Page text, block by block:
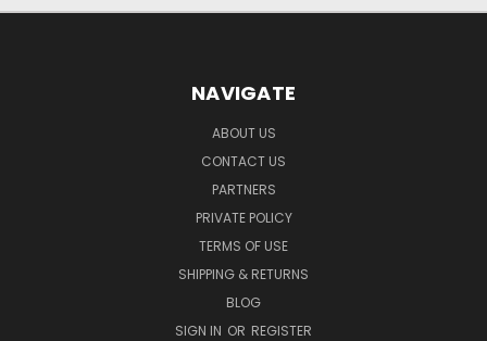
NAVIGATE
ABOUT US
CONTACT US
PARTNERS
PRIVATE POLICY
TERMS OF USE
SHIPPING & RETURNS
BLOG
SIGN IN OR REGISTER